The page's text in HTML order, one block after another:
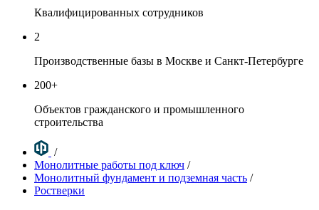
Квалифицированных сотрудников
2
Производственные базы в Москве и Санкт-Петербурге
200+
Объектов гражданского и промышленного
строительства
/
Монолитные работы под ключ /
Монолитный фундамент и подземная часть /
Ростверки